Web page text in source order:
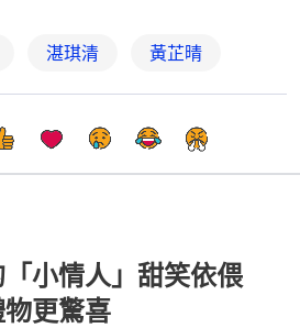
湛琪清 黃芷晴
「小情人」甜笑依偎
更驚喜